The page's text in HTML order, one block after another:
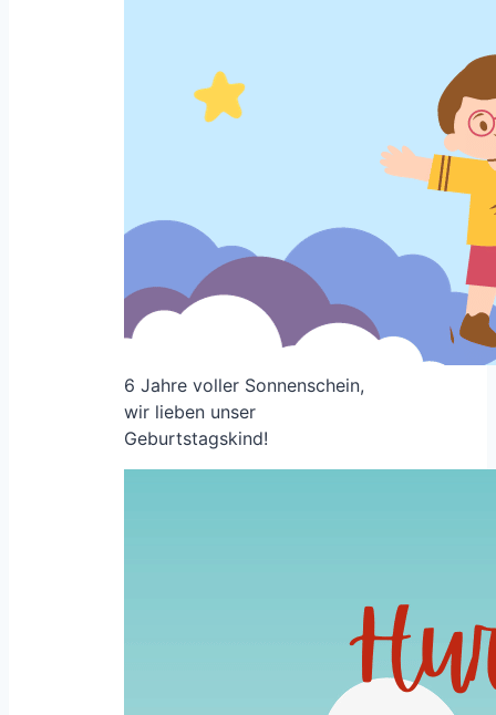
6 Jahre voller Sonnenschein,
wir lieben unser
Geburtstagskind!